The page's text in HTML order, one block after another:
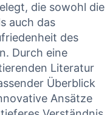
die sowohl die
auch das
des‌
Durch eine
Literatur
Überblick⁢
Ansätze